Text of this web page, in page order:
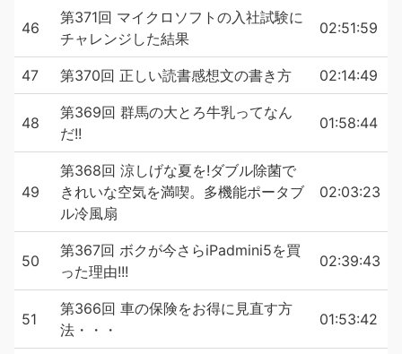
46
第371回 マイクロソフトの入社試験に
チャレンジした結果
02:51:59
47 第370回 正しい読書感想文の書き方 02:14:49
48
第369回 群馬の大とろ牛乳ってなん
だ!!
01:58:44
49
第368回 涼しげな夏を!ダブル除菌で
きれいな空気を満喫。多機能ポータブ
ル冷風扇
02:03:23
50
第367回 ボクが今さらiPadmini5を買
った理由!!!
02:39:43
51
第366回 車の保険をお得に見直す方
法・・・
01:53:42